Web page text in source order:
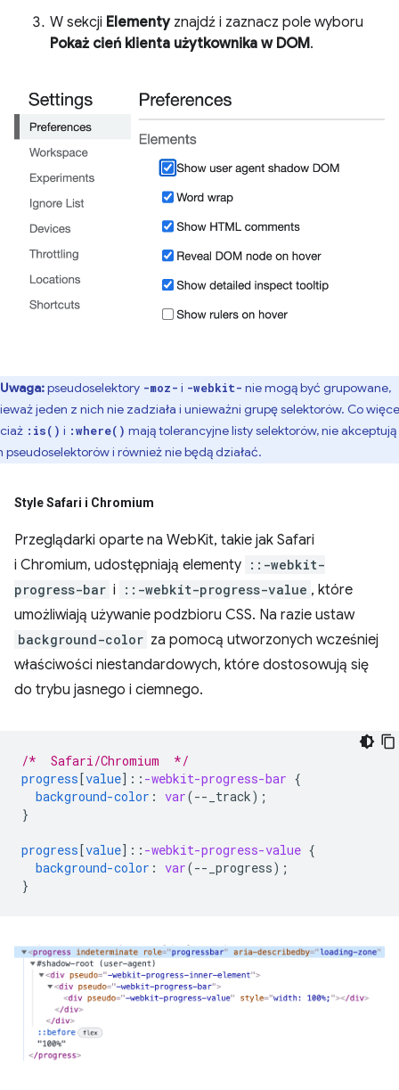
W sekcji Elementyznajdź i zaznacz pole wyboru
Pokaż cień klienta użytkownika w DOM.
Uwaga:pseudoselektory -moz- i -webkit- nie mogą być grupowane,
jeden z nich nie zadziała i unieważni grupę selektorów. Co
:is() i :where() mają tolerancyjne listy selektorów, nie akceptują
pseudoselektorów i również nie będą działać.
Style Safari i Chromium
Przeglądarki oparte na WebKit, takie jak Safari
i Chromium, udostępniają elementy ::-webkit-
progress-bar i ::-webkit-progress-value , które
umożliwiają używanie podzbioru CSS. Na razie ustaw
background-color za pomocą utworzonych wcześniej
właściwości niestandardowych, które dostosowują się
do trybu jasnego i ciemnego.
/*  Safari/Chromium  */
progress[value] :: -webkit-progress-bar {
background-color : var(-- _track);
}
progress[value] :: -webkit-progress-value {
background-color : var(-- _progress);
}